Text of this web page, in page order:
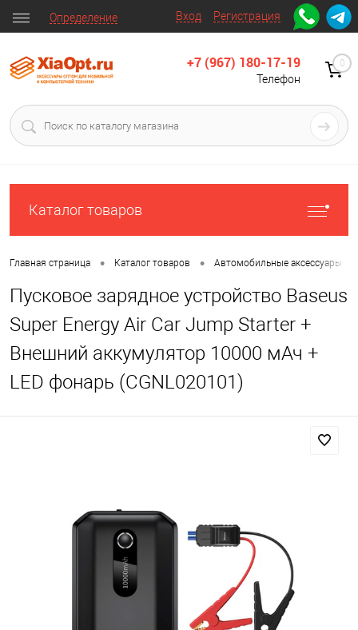
Вход Регистрация
Определение
+7 (967) 180-17-19
Телефон
0
Каталог товаров
Главная страница • Каталог товаров • Автомобильные аксессуары
Пусковое зарядное устройство Baseus
Super Energy Air Car Jump Starter +
Внешний аккумулятор 10000 мАч +
LED фонарь (CGNL020101)